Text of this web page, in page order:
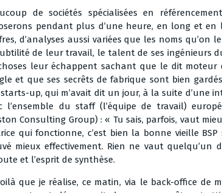
de sociétés spécialisées en
pendant plus d’une heure, en long et en
d’analyses aussi variées que les noms qu’on
de leur travail, le talent de ses ingénieurs
leur échappent sachant que le dit
et que ses secrêts de fabrique sont bien
up, qui m’avait dit un jour, à la suite d’une
l’ensemble du staff (l’équipe de travail)
Consulting Group) : « Tu sais, parfois, vaut
qui fonctionne, c’est bien la bonne vieille BSP
mieux effectivement. Rien ne vaut quelqu’un
et l’esprit de synthèse.
que je réalise, ce matin, via le back-office de